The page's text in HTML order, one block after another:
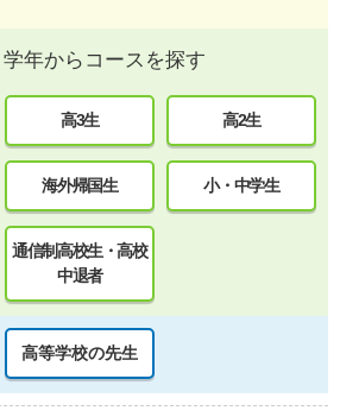
学年からコースを探す
高3生 高2生
海外帰国生 小・中学生
通信制高校生・高校
中退者
高等学校の先生